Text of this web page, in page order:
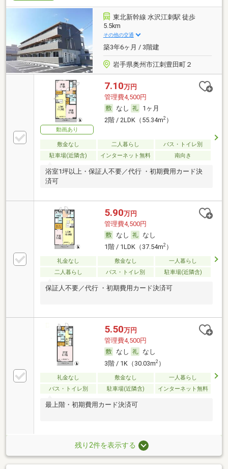
東北新幹線 水沢江刺駅 徒歩
5.5km
その他の交通
築3年6ヶ月 / 3階建
岩手県奥州市江刺豊田町２
動画あり
7.10万円
管理費4,500円
なし
1ヶ月
2階 / 2LDK（55.34m2）
敷金なし 二人暮らし
バス・トイレ別
駐車場(近隣含)
インターネット無料 南向き
浴室1坪以上・保証人不要／代行 ・初期費用カード決
済可
5.90万円
管理費4,500円
なし
なし
1階 / 1LDK（37.54m2）
礼金なし 敷金なし
一人暮らし
二人暮らし
バス・トイレ別 駐車場(近隣含)
保証人不要／代行 ・初期費用カード決済可
5.50万円
管理費4,500円
なし
なし
3階 / 1K（30.03m2）
礼金なし 敷金なし
一人暮らし
バス・トイレ別
駐車場(近隣含) インターネット無料
最上階・初期費用カード決済可
残り2件を表示する